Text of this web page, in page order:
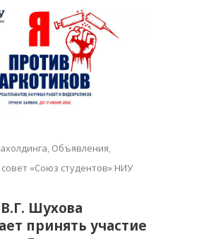
, Объявления,
«Союз студентов» НИУ
Шухова
принять участие